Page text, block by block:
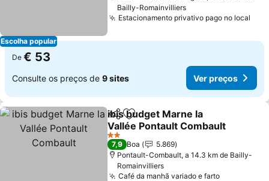
Escolha popular
Bailly-Romainvilliers
Estacionamento privativo pago no local
De € 53
Consulte os preços de 9 sites Ver preços
PartilharAdicionar aos favoritos
ibis budget Marne la
Vallée Pontault Combault
2 Estrelas
7,9 Boa
5.869
Pontault-Combault, a 14.3 km de Bailly-
Romainvilliers
Café da manhã variado e farto